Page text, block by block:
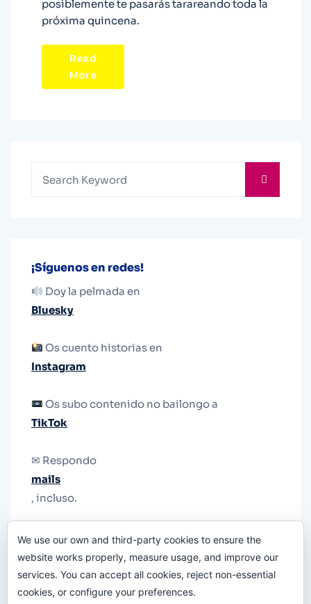
posiblemente te pasarás tarareando toda la
próxima quincena.
Read
More
¡Síguenos en redes!
Doy la pelmada en
Bluesky
Os cuento historias en
Instagram
Os subo contenido no bailongo a
TikTok
✉ Respondo
mails
, incluso.
le quiten el teléfono.
We use our own and third-party cookies to ensure the
website works properly, measure usage, and improve our
services. You can accept all cookies, reject non-essential
cookies, or configure your preferences.